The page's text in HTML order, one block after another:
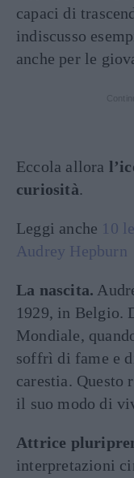
capaci di
indiscusso
anche per le
Eccola allora
curiosità.
Leggi anche 10
Audrey Hepburn
La nascita.
1929, in Belgio.
Mondiale,
soffrì di fame e
carestia. Questo
il suo modo di
Attrice
interpretazioni